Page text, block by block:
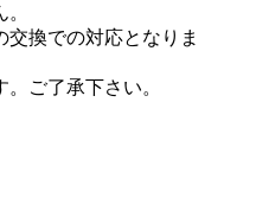
換での対応となりま
ご了承下さい。